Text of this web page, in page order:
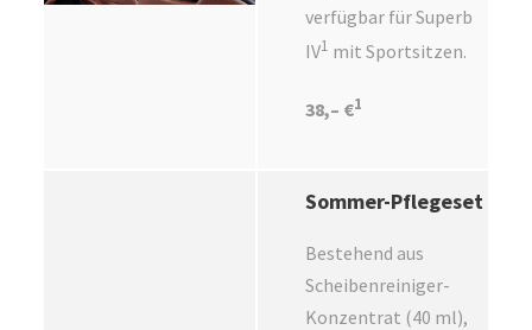
verfügbar für Superb
IV1 mit Sportsitzen.
38,– €1
Sommer-Pflegeset
Bestehend aus
Scheibenreiniger-
Konzentrat (40 ml),